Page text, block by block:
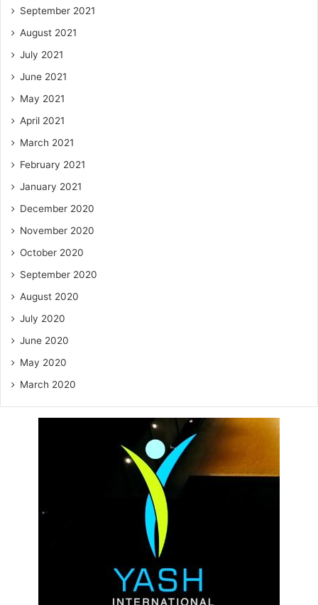
September 2021
August 2021
July 2021
June 2021
May 2021
April 2021
March 2021
February 2021
January 2021
December 2020
November 2020
October 2020
September 2020
August 2020
July 2020
June 2020
May 2020
March 2020